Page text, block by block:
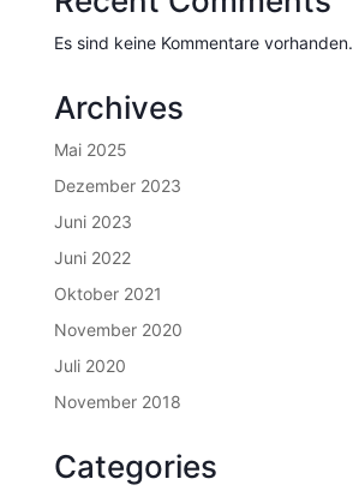
Es sind keine Kommentare vorhanden.
Archives
Mai 2025
Dezember 2023
Juni 2023
Juni 2022
Oktober 2021
November 2020
Juli 2020
November 2018
Categories